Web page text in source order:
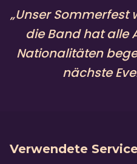
„Unser Sommerfest
die Band hat alle
Nationalitäten
nächste
Verwendete